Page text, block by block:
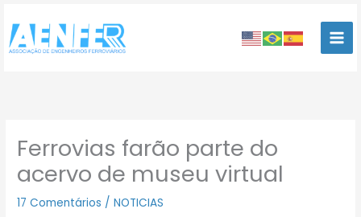
para
conteúdo
Ferrovias farão parte do
acervo de museu virtual
17 Comentários /NOTICIAS